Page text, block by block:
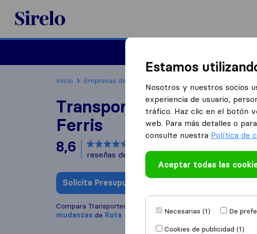
Sirelo.es
Inicio Empresas de mudanzas
Transportes
Ferris
8,6
reseñas de Sirelo y Google
Solicita Presupuestos
Compara Transportes Internacionales Ferris con otras
mudanzas de Rota
Estamos
Nosotros y nuestros socios
experiencia de usuario,
tráfico. Haz clic en el botón
web. Para más detalles o
consulte nuestra Política de
Aceptar todas las
Necesarias (1) De
Cookies de publicidad (1)